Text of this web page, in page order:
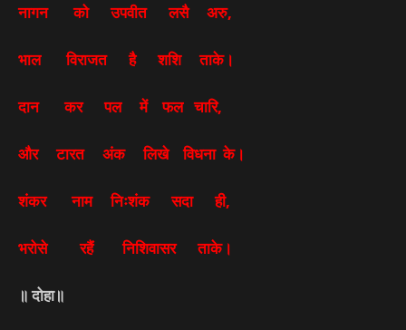
नागन को उपवीत लसै अरु,
भाल विराजत है शशि ताके।
दान कर पल में फल चारि,
और टारत अंक लिखे विधना के।
शंकर नाम निःशंक सदा ही,
भरोसे रहैं निशिवासर ताके।
॥ दोहा॥